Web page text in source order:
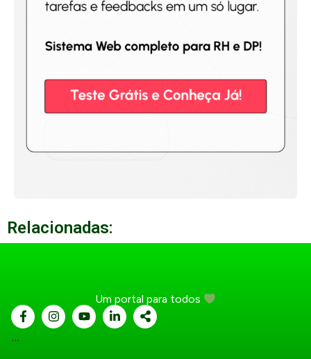
Relacionadas:
Um portal para todos
...